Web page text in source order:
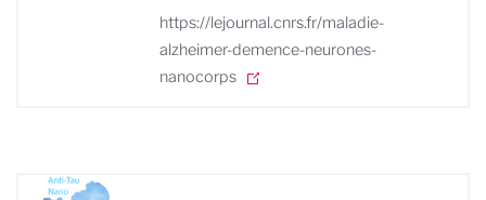
https://lejournal.cnrs.fr/maladie-
alzheimer-demence-neurones-
nanocorps